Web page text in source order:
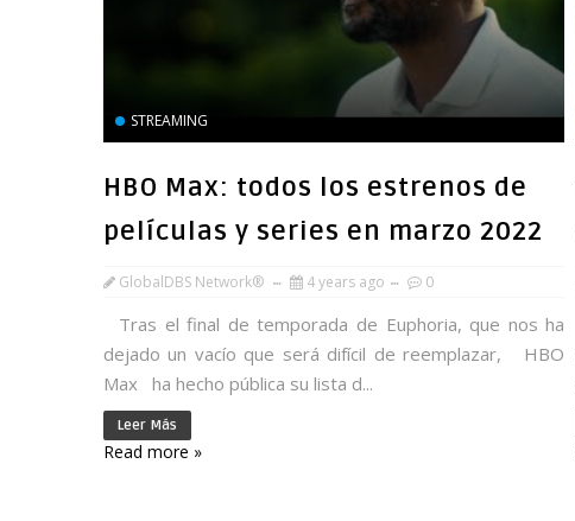
STREAMING
HBO Max: todos los estrenos de
películas y series en marzo 2022
GlobalDBS Network® 4 years ago 0
Tras el final de temporada de Euphoria, que nos ha
dejado un vacío que será difícil de reemplazar, HBO
Max ha hecho pública su lista d...
Leer Más
Read more »